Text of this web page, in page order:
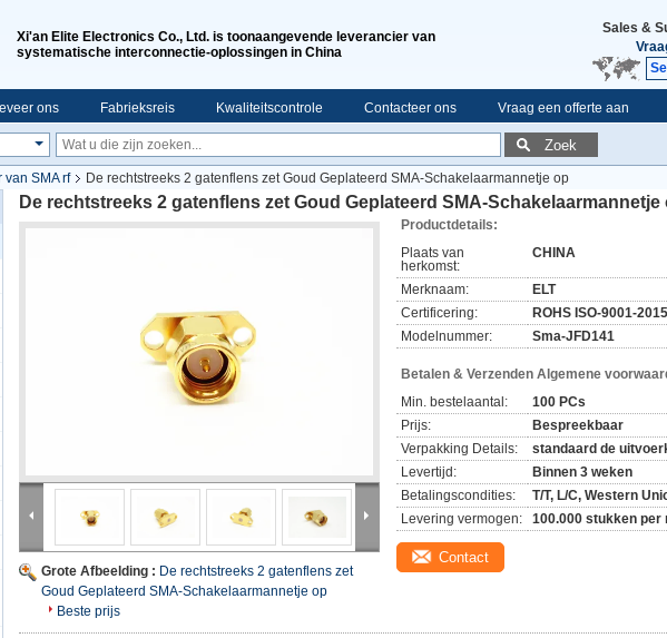
Xi'an Elite Electronics Co., Ltd. is toonaangevende leverancier van
systematische interconnectie-oplossingen in China
Sales &
ons Fabrieksreis Kwaliteitscontrole Contacteer ons Vraag een offerte aan
Zoek
van SMA rf
De rechtstreeks 2 gatenflens zet Goud Geplateerd SMA-Schakelaarmannetje op
De rechtstreeks 2 gatenflens zet Goud Geplateerd SMA-Schakelaarmannetje
Grote Afbeelding : De rechtstreeks 2 gatenflens zet
Goud Geplateerd SMA-Schakelaarmannetje op
Beste prijs
Productdetails:
Plaats van
herkomst:
CHINA
Merknaam:
ELT
Certificering:
ROHS ISO-9001-2015
Modelnummer:
Sma-JFD141
Betalen & Verzenden Algemene
Min. bestelaantal:
100 PCs
Prijs:
Bespreekbaar
Verpakking Details:
standaard de
Levertijd:
Binnen 3 weken
Betalingscondities:
T/T, L/C, Western
Levering vermogen:
100.000 stukken per
Contact